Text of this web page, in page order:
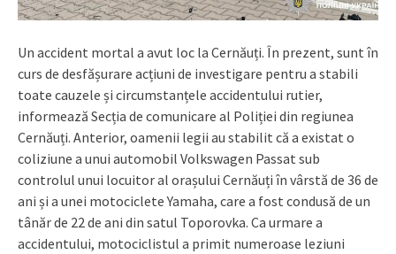
Un accident mortal a avut loc la Cernăuți. În prezent, sunt în
curs de desfășurare acțiuni de investigare pentru a stabili
toate cauzele și circumstanțele accidentului rutier,
informează Secția de comunicare al Poliției din regiunea
Cernăuți. Anterior, oamenii legii au stabilit că a existat o
coliziune a unui automobil Volkswagen Passat sub
controlul unui locuitor al orașului Cernăuți în vârstă de 36 de
ani și a unei motociclete Yamaha, care a fost condusă de un
tânăr de 22 de ani din satul Toporovka. Ca urmare a
accidentului, motociclistul a primit numeroase leziuni